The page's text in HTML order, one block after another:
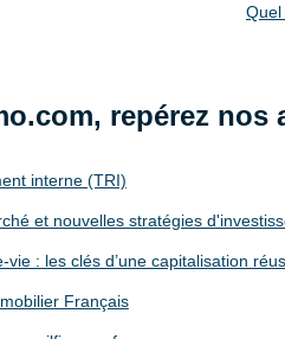
repérez nos
interne (TRI)
et nouvelles stratégies
: les clés d’une capitalisation
Français